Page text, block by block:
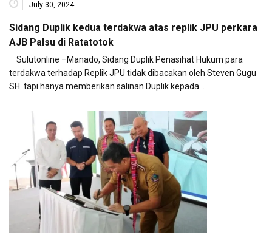
July 30, 2024
Sidang Duplik kedua terdakwa atas replik JPU perkara
AJB Palsu di Ratatotok
Sulutonline –Manado, Sidang Duplik Penasihat Hukum para
terdakwa terhadap Replik JPU tidak dibacakan oleh Steven Gugu
SH. tapi hanya memberikan salinan Duplik kepada…